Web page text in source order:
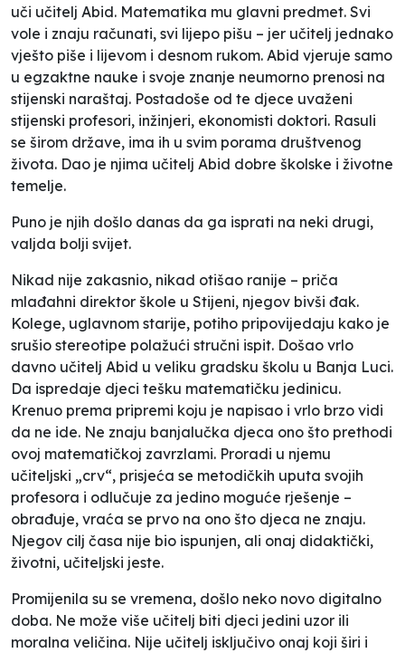
uči učitelj Abid. Matematika mu glavni predmet. Svi
vole i znaju računati, svi lijepo pišu – jer učitelj jednako
vješto piše i lijevom i desnom rukom. Abid vjeruje samo
u egzaktne nauke i svoje znanje neumorno prenosi na
stijenski naraštaj. Postadoše od te djece uvaženi
stijenski profesori, inžinjeri, ekonomisti doktori. Rasuli
se širom države, ima ih u svim porama društvenog
života. Dao je njima učitelj Abid dobre školske i životne
temelje.
Puno je njih došlo danas da ga isprati na neki drugi,
valjda bolji svijet.
Nikad nije zakasnio, nikad otišao ranije – priča
mlađahni direktor škole u Stijeni, njegov bivši đak.
Kolege, uglavnom starije, potiho pripovijedaju kako je
srušio stereotipe polažući stručni ispit. Došao vrlo
davno učitelj Abid u veliku gradsku školu u Banja Luci.
Da ispredaje djeci tešku matematičku jedinicu.
Krenuo prema pripremi koju je napisao i vrlo brzo vidi
da ne ide. Ne znaju banjalučka djeca ono što prethodi
ovoj matematičkoj zavrzlami. Proradi u njemu
učiteljski „crv“, prisjeća se metodičkih uputa svojih
profesora i odlučuje za jedino moguće rješenje –
obrađuje, vraća se prvo na ono što djeca ne znaju.
Njegov cilj časa nije bio ispunjen, ali onaj didaktički,
životni, učiteljski jeste.
Promijenila su se vremena, došlo neko novo digitalno
doba. Ne može više učitelj biti djeci jedini uzor ili
moralna veličina. Nije učitelj isključivo onaj koji širi i